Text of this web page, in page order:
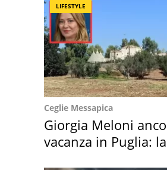
LIFESTYLE
Ceglie Messapica
Giorgia Meloni
vacanza in Puglia: la